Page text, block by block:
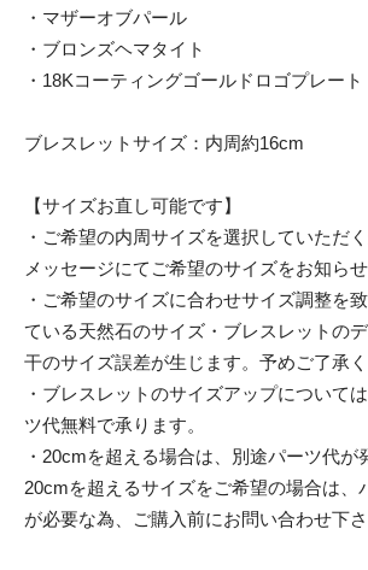
・マザーオブパール
・ブロンズヘマタイト
・18Kコーティングゴールドロゴプレート
ブレスレットサイズ：内周約16cm
【サイズお直し可能です】
・ご希望の内周サイズを選択していただ
メッセージにてご希望のサイズをお知らせ
・ご希望のサイズに合わせサイズ調整を
ている天然石のサイズ・ブレスレットの
干のサイズ誤差が生じます。予めご了承く
・ブレスレットのサイズアップについて
ツ代無料で承ります。
・20cmを超える場合は、別途パーツ代が
20cmを超えるサイズをご希望の場合は、
が必要な為、ご購入前にお問い合わせ下さ